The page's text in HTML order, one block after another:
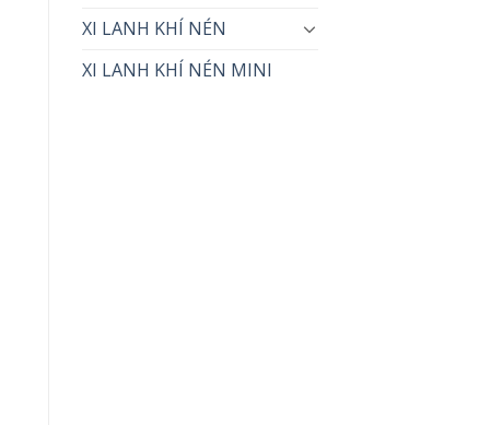
XI LANH KHÍ NÉN
XI LANH KHÍ NÉN MINI